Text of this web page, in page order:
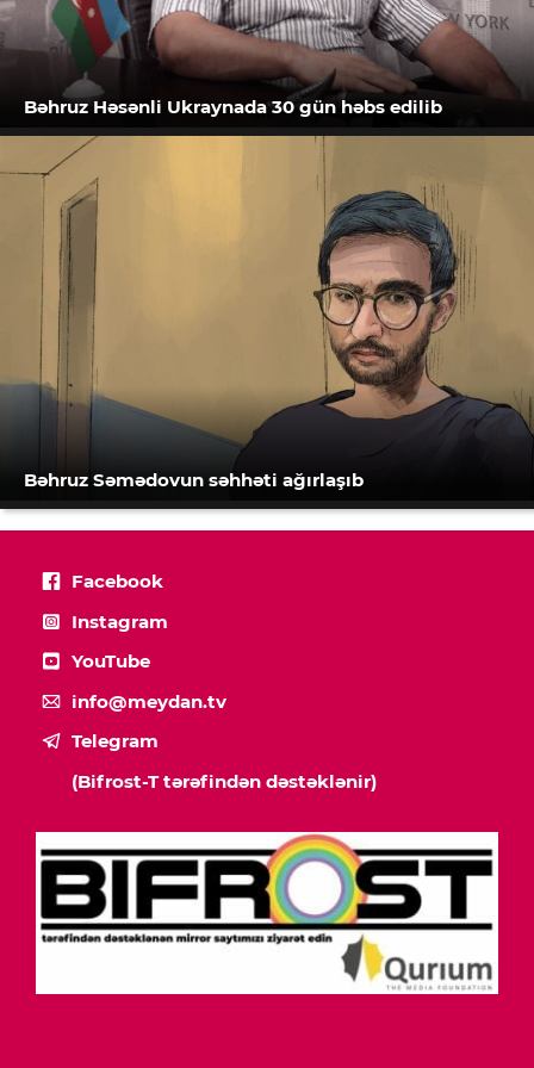
Bəhruz Həsənli Ukraynada 30 gün həbs edilib
Bəhruz Səmədovun səhhəti ağırlaşıb
Facebook
Instagram
YouTube
info@meydan.tv
Telegram
(Bifrost-T tərəfindən dəstəklənir)